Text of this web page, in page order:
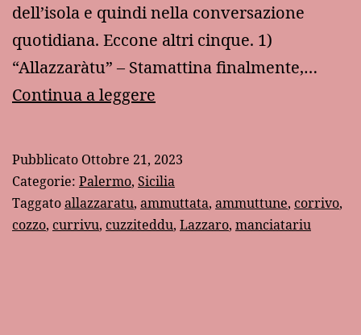
dell’isola e quindi nella conversazione
quotidiana. Eccone altri cinque. 1)
“Allazzaràtu” – Stamattina finalmente,…
Continua a leggere
siculo-
italiani
Pubblicato Ottobre 21, 2023
Categorie: Palermo, Sicilia
Taggatoallazzaratu, ammuttata, ammuttune, corrivo,
cozzo, currivu, cuzziteddu, Lazzaro, manciatariu